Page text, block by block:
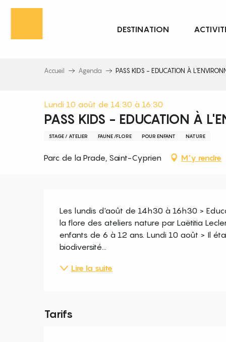
Aller
principal
DESTINATION
Accueil Agenda PASS KIDS - EDUCATION À
Lundi 10 août de 14:30 à 16:30
PASS KIDS - EDUCATION À
STAGE / ATELIER FAUNE /FLORE POUR ENFANT NATURE
Parc de la Prade, Saint-Cyprien M'y rendre
Description
Les lundis d'août de 14h30 à 16h30 >
la flore des ateliers nature par Laëtitia
enfants de 6 à 12 ans. Lundi 10 août > Il
biodiversité...
Lire la suite
Tarifs